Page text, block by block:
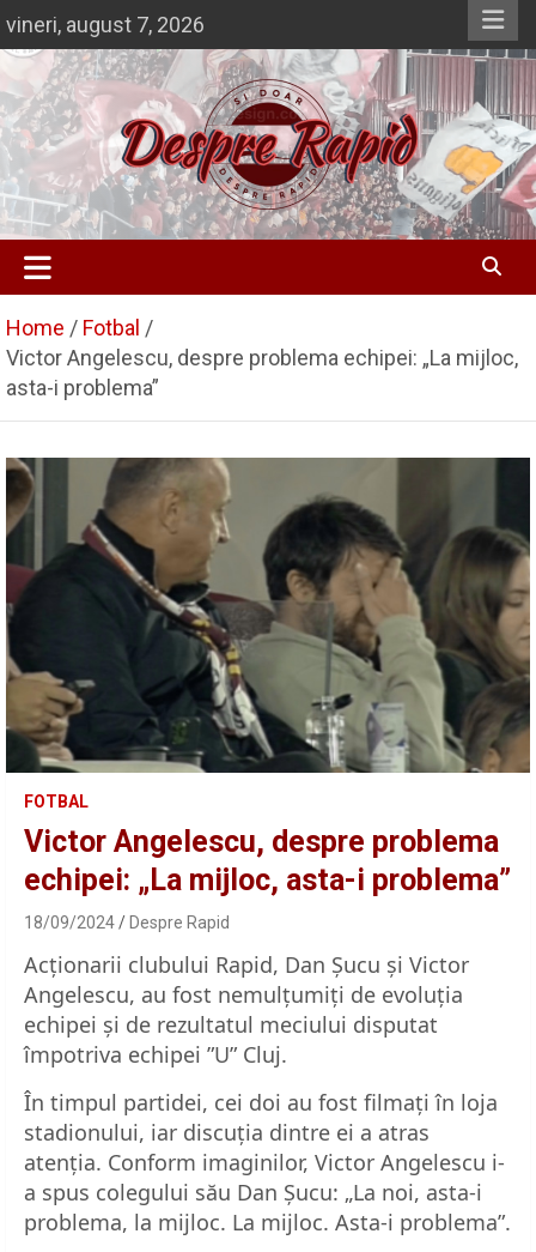
to
content
vineri, august 7, 2026
Despre Rapid
Si doar … despre Rapid
Home
Fotbal
Victor Angelescu, despre problema echipei: „La mijloc,
asta-i problema”
FOTBAL
Victor Angelescu, despre problema
echipei: „La mijloc, asta-i problema”
18/09/2024 Despre Rapid
Acționarii clubului Rapid, Dan Șucu și Victor
Angelescu, au fost nemulțumiți de evoluția
echipei și de rezultatul meciului disputat
împotriva echipei ”U” Cluj.
În timpul partidei, cei doi au fost filmați în loja
stadionului, iar discuția dintre ei a atras
atenția. Conform imaginilor, Victor Angelescu i-
a spus colegului său Dan Șucu: „La noi, asta-i
problema, la mijloc. La mijloc. Asta-i problema”.